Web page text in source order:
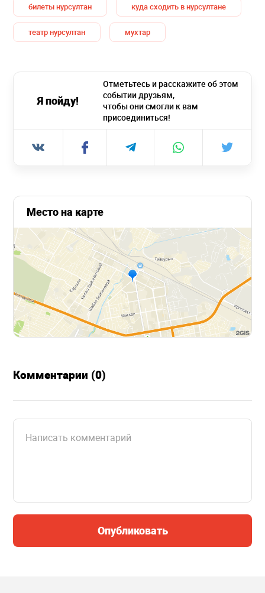
билеты нурсултан куда сходить в нурсултане
театр нурсултан мухтар
Я пойду!
Отметьтесь и расскажите об этом
событии друзьям,
чтобы они смогли к вам
присоединиться!
Место на карте
Комментарии (0)
Опубликовать